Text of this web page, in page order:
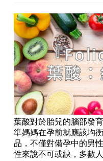
葉酸對於胎兒的腦部發
準媽媽在孕前就應該均
品，不僅對備孕中的男
性來說不可或缺，多數